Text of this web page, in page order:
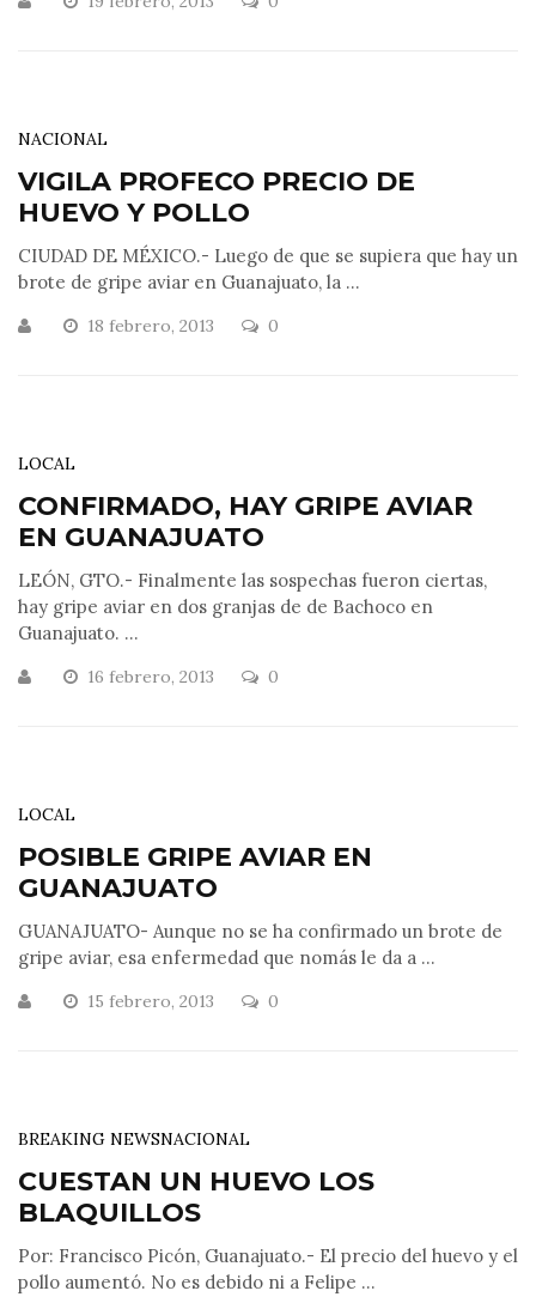
NACIONAL
VIGILA PROFECO PRECIO DE
HUEVO Y POLLO
CIUDAD DE MÉXICO.- Luego de que se supiera que hay un
brote de gripe aviar en Guanajuato, la ...
18 febrero, 2013 0
LOCAL
CONFIRMADO, HAY GRIPE AVIAR
EN GUANAJUATO
LEÓN, GTO.- Finalmente las sospechas fueron ciertas,
hay gripe aviar en dos granjas de de Bachoco en
Guanajuato. ...
16 febrero, 2013 0
LOCAL
POSIBLE GRIPE AVIAR EN
GUANAJUATO
GUANAJUATO- Aunque no se ha confirmado un brote de
gripe aviar, esa enfermedad que nomás le da a ...
15 febrero, 2013 0
BREAKING NEWSNACIONAL
CUESTAN UN HUEVO LOS
BLAQUILLOS
Por: Francisco Picón, Guanajuato.- El precio del huevo y el
pollo aumentó. No es debido ni a Felipe ...